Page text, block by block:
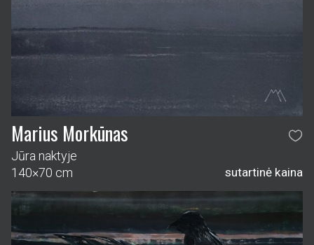
Marius Morkūnas
Jūra naktyje
140×70 cm
sutartinė kaina